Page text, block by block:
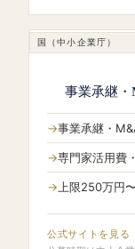
国（中小企業庁）
事業承継・
事業承継・
専門家活用費
上限250万円
公式サイトを見る